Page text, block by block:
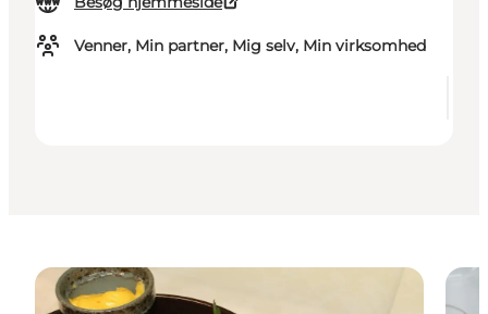
Venner, Min partner, Mig selv, Min virksomhed